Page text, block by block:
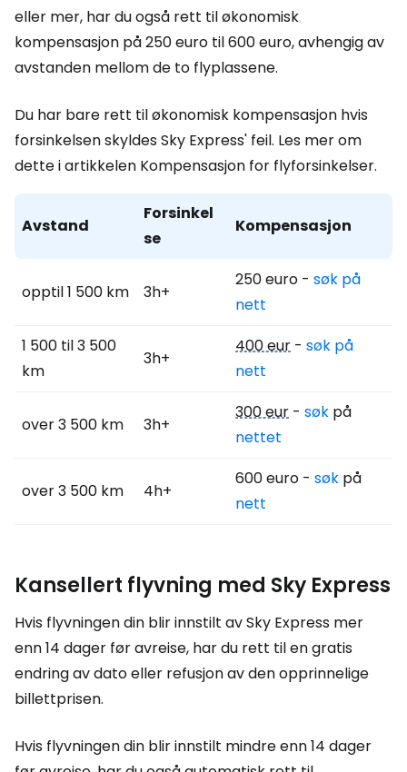
eller mer, har du også rett til økonomisk
kompensasjon på 250 euro til 600 euro, avhengig av
avstanden mellom de to flyplassene.
Du har bare rett til økonomisk kompensasjon hvis
forsinkelsen skyldes Sky Express' feil. Les mer om
dette i artikkelen Kompensasjon for flyforsinkelser.
Avstand
Forsinkel
se
Kompensasjon
opptil 1 500 km 3h+
250 euro - søk på
nett
1 500 til 3 500
km
3h+
400 eur - søk på
nett
over 3 500 km 3h+
300 eur - søk på
nettet
over 3 500 km 4h+
600 euro - søk på
nett
Kansellert flyvning med Sky Express
Hvis flyvningen din blir innstilt av Sky Express mer
enn 14 dager før avreise, har du rett til en gratis
endring av dato eller refusjon av den opprinnelige
billettprisen.
Hvis flyvningen din blir innstilt mindre enn 14 dager